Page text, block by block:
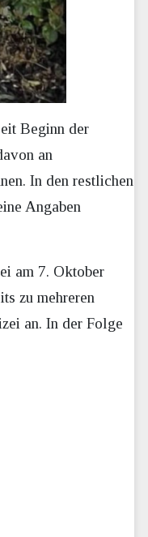
Beginn der
an
In den restlichen
Angaben
am 7. Oktober
zu mehreren
an. In der Folge